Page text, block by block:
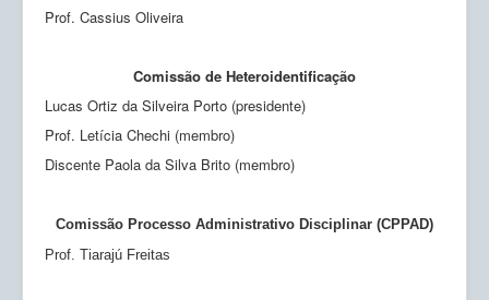
Prof. Cassius Oliveira
Comissão de Heteroidentificação
Lucas Ortiz da Silveira Porto (presidente)
Prof. Letícia Chechi (membro)
Discente Paola da Silva Brito (membro)
Comissão Processo Administrativo Disciplinar (CPPAD)
Prof. Tiarajú Freitas